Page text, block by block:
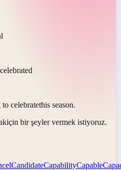
to celebratethis season.
için bir şeyler vermek istiyoruz.
CandidateCapabilityCapable